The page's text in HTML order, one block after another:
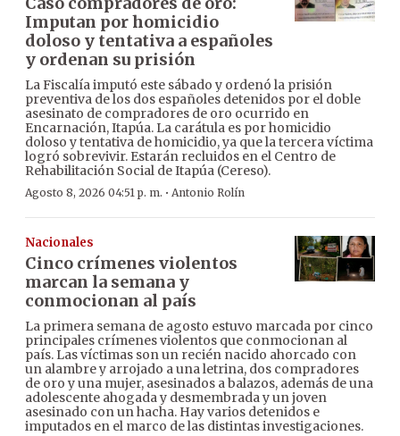
Imputan por homicidio
doloso y tentativa a españoles
y ordenan su prisión
La Fiscalía imputó este sábado y ordenó la prisión
preventiva de los dos españoles detenidos por el doble
asesinato de compradores de oro ocurrido en
Encarnación, Itapúa. La carátula es por homicidio
doloso y tentativa de homicidio, ya que la tercera víctima
logró sobrevivir. Estarán recluidos en el Centro de
Rehabilitación Social de Itapúa (Cereso).
Agosto 8, 2026 04:51 p. m. · Antonio Rolín
Nacionales
Cinco crímenes violentos
marcan la semana y
conmocionan al país
La primera semana de agosto estuvo marcada por cinco
principales crímenes violentos que conmocionan al
país. Las víctimas son un recién nacido ahorcado con
un alambre y arrojado a una letrina, dos compradores
de oro y una mujer, asesinados a balazos, además de una
adolescente ahogada y desmembrada y un joven
asesinado con un hacha. Hay varios detenidos e
imputados en el marco de las distintas investigaciones.